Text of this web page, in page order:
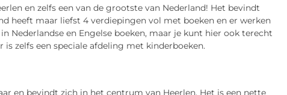
en zelfs een van de grootste van Nederland! Het bevindt
heeft maar liefst 4 verdiepingen vol met boeken en er werken
Nederlandse en Engelse boeken, maar je kunt hier ook terecht
is zelfs een speciale afdeling met kinderboeken.
en bevindt zich in het centrum van Heerlen. Het is een nette